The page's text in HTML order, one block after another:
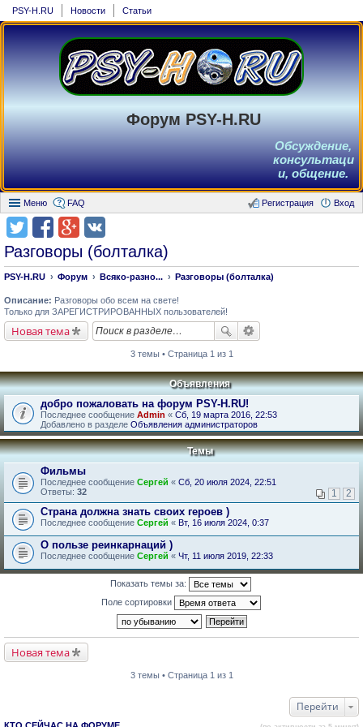
PSY-H.RU Новости Статьи
Форум PSY-H.RU
Обсуждение,
консультаци
и, общение.
Меню FAQ Вход
Регистрация
Разговоры (болталка)
PSY-H.RU Форум Всяко-разно... Разговоры (болталка)
Описание: Разговоры обо всем на свете!
Только для ЗАРЕГИСТРИРОВАННЫХ пользователей!
Новая тема
3 темы • Страница 1 из 1
Объявления
добро пожаловать на форум PSY-H.RU!
Последнее сообщение Admin « Сб, 19 марта 2016, 22:53
Добавлено в разделе Объявления администраторов
Темы
Фильмы
Последнее сообщение Сергей « Сб, 20 июля 2024, 22:51
Ответы: 32 1 2
Страна должна знать своих героев )
Последнее сообщение Сергей « Вт, 16 июля 2024, 0:37
О пользе реинкарнаций )
Последнее сообщение Сергей « Чт, 11 июля 2019, 22:33
Показать темы за:
Поле сортировки
Новая тема
3 темы • Страница 1 из 1
Перейти